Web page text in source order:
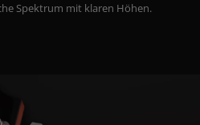
Spektrum mit klaren Höhen.